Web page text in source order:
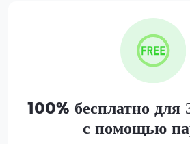
100% бесплатно
с помощью